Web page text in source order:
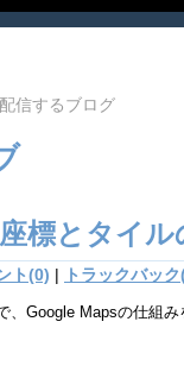
信するブログ
標とタイル
ト(0) | トラックバッ
、Google Mapsの仕組